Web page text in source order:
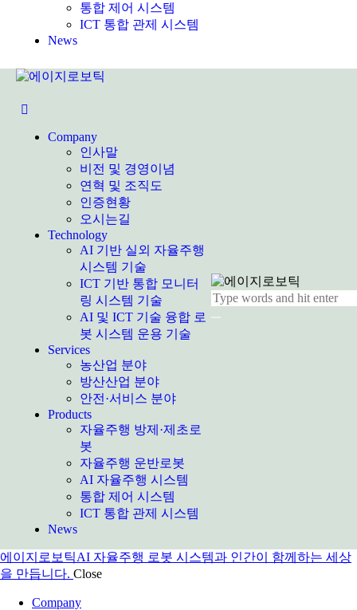
통합 제어 시스템
ICT 통합 관제 시스템
News
Company
인사말
비전 및 경영이념
연혁 및 조직도
인증현황
오시는길
Technology
AI 기반 실외 자율주행
시스템 기술
ICT 기반 통합 모니터
링 시스템 기술
AI 및 ICT 기술 융합 로
봇 시스템 운용 기술
Services
농산업 분야
방산산업 분야
안전·서비스 분야
Products
자율주행 방제·제초로
봇
자율주행 운반로봇
AI 자율주행 시스템
통합 제어 시스템
ICT 통합 관제 시스템
News
에이지로보틱AI 자율주행 로봇 시스템과 인간이 함께하는 세상
을 만듭니다. Close
Company